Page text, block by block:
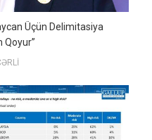
Üçün Delimitasiya
Qoyur”